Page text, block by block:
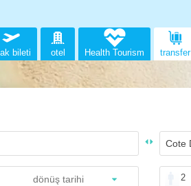
bileti otel transfer
Health Tourism
2